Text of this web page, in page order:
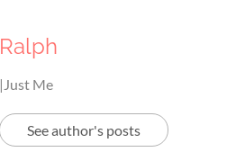
Ralph
|Just Me
See author's posts